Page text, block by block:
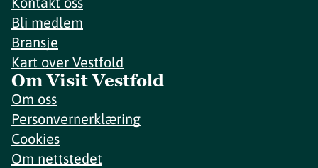
Bli medlem
Bransje
Kart over Vestfold
Om Visit Vestfold
Om oss
Personvernerklæring
Cookies
Om nettstedet